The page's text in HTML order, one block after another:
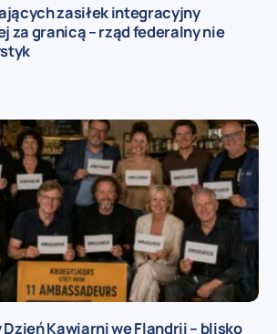
zasiłek integracyjny
za granicą – rząd federalny nie
Kawiarni we Flandrii – blisko